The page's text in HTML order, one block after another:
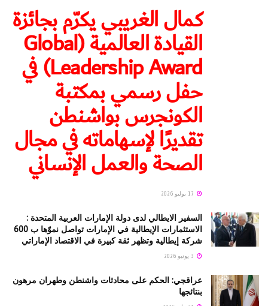
كمال الغريبي يكرّم بجائزة
القيادة العالمية (Global
Leadership Award) في
حفل رسمي بمكتبة
الكونجرس بواشنطن
تقديرًا لإسهاماته في مجال
الصحة والعمل الإنساني
السفير الايطالي لدى دولة الإمارات العربية المتحدة :
الاستثمارات الإيطالية في الإمارات تواصل نموّها ب 600
شركة إيطالية وتظهر ثقة كبيرة في الاقتصاد الإماراتي
عراقجي: الحكم على محادثات واشنطن وطهران مرهون
بنتائجها